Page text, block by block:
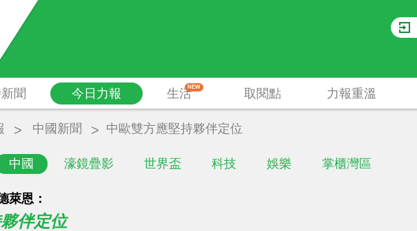
聞 今日力報
中國 濠鏡疊影 世界盃 科技 娛樂 掌櫃灣區
生活NEW 取閱點 力報重溫
中國新聞 中歐雙方應堅持夥伴定位
萊恩：
伴定位